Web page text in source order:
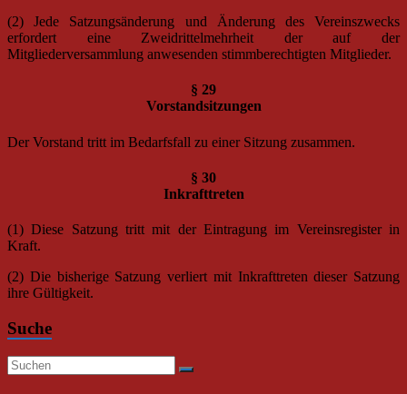
(2) Jede Satzungsänderung und Änderung des Vereinszwecks
erfordert eine Zweidrittelmehrheit der auf der
Mitgliederversammlung anwesenden stimmberechtigten Mitglieder.
§ 29
Vorstandsitzungen
Der Vorstand tritt im Bedarfsfall zu einer Sitzung zusammen.
§ 30
Inkrafttreten
(1) Diese Satzung tritt mit der Eintragung im Vereinsregister in
Kraft.
(2) Die bisherige Satzung verliert mit Inkrafttreten dieser Satzung
ihre Gültigkeit.
Suche